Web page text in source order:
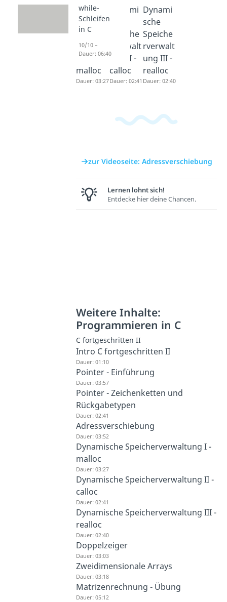
Dynami
sche
Speiche
rverwalt
ung I -
malloc
Dauer: 03:27
Dynami
Speiche
rverwalt
ung II -
calloc
Dauer: 02:41
Dynami
sche
Speiche
rverwalt
ung III -
realloc
Dauer: 02:40
zur Videoseite: Adressverschiebung
Lernen lohnt sich!
Entdecke hier deine Chancen.
Weitere Inhalte:
Programmieren in C
C fortgeschritten II
Intro C fortgeschritten II
Dauer: 01:10
Pointer - Einführung
Dauer: 03:57
Pointer - Zeichenketten und
Rückgabetypen
Dauer: 02:41
Adressverschiebung
Dauer: 03:52
Dynamische Speicherverwaltung I -
malloc
Dauer: 03:27
Dynamische Speicherverwaltung II -
calloc
Dauer: 02:41
Dynamische Speicherverwaltung III -
realloc
Dauer: 02:40
Doppelzeiger
Dauer: 03:03
Zweidimensionale Arrays
Dauer: 03:18
Matrizenrechnung - Übung
Dauer: 05:12
while-
Schleifen
in C
10/10 –
Dauer: 06:40